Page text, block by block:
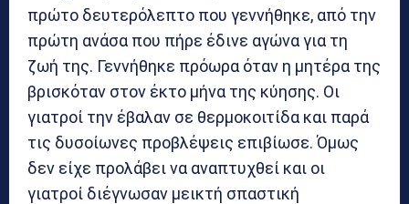
πρώτο δευτερόλεπτο που γεννήθηκε, από την
πρώτη ανάσα που πήρε έδινε αγώνα για τη
ζωή της. Γεννήθηκε πρόωρα όταν η μητέρα της
βρισκόταν στον έκτο μήνα της κύησης. Οι
γιατροί την έβαλαν σε θερμοκοιτίδα και παρά
τις δυσοίωνες προβλέψεις επιβίωσε. Όμως
δεν είχε προλάβει να αναπτυχθεί και οι
γιατροί διέγνωσαν μεικτή σπαστική